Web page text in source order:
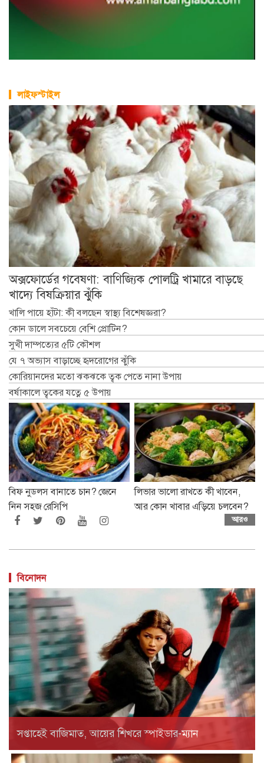
লাইফস্টাইল
অক্সফোর্ডের গবেষণা: বাণিজ্যিক পোলট্রি খামারে বাড়ছে
খাদ্যে বিষক্রিয়ার ঝুঁকি
খালি পায়ে হাঁটা: কী বলছেন স্বাস্থ্য বিশেষজ্ঞরা?
কোন ডালে সবচেয়ে বেশি প্রোটিন?
সুখী দাম্পত্যের ৫টি কৌশল
যে ৭ অভ্যাস বাড়াচ্ছে হৃদরোগের ঝুঁকি
কোরিয়ানদের মতো ঝকঝকে ত্বক পেতে নানা উপায়
বর্ষাকালে ত্বকের যত্নে ৫ উপায়
বিফ নুডলস বানাতে চান? জেনে
নিন সহজ রেসিপি
লিভার ভালো রাখতে কী খাবেন,
আর কোন খাবার এড়িয়ে চলবেন?
আরও
বিনোদন
সপ্তাহেই বাজিমাত, আয়ের শিখরে স্পাইডার-ম্যান